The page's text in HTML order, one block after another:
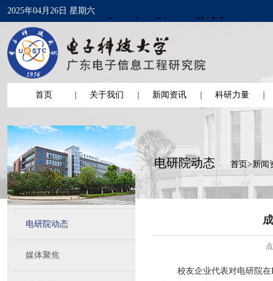
2025年04月26日 星期六
首页 关于我们 新闻资讯 科研力量
电研院动态
媒体聚焦
电研院动态 首页>新闻
校友企业代表对电研院